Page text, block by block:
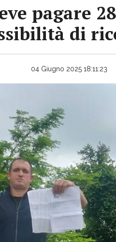
pagare
di
04 Giugno 2025 18:11:23